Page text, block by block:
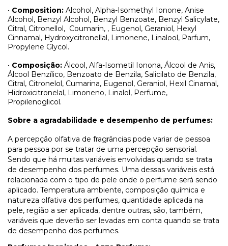
• Composition: Alcohol, Alpha-Isomethyl Ionone, Anise
Alcohol, Benzyl Alcohol, Benzyl Benzoate, Benzyl Salicylate,
Citral, Citronellol, Coumarin, , Eugenol, Geraniol, Hexyl
Cinnamal, Hydroxycitronellal, Limonene, Linalool, Parfum,
Propylene Glycol.
• Composição: Álcool, Alfa-Isometil Ionona, Álcool de Anis,
Álcool Benzílico, Benzoato de Benzila, Salicilato de Benzila,
Citral, Citronelol, Cumarina, Eugenol, Geraniol, Hexil Cinamal,
Hidroxicitronelal, Limoneno, Linalol, Perfume,
Propilenoglicol.
Sobre a agradabilidade e desempenho de perfumes:
A percepção olfativa de fragrâncias pode variar de pessoa
para pessoa por se tratar de uma percepção sensorial.
Sendo que há muitas variáveis envolvidas quando se trata
de desempenho dos perfumes. Uma dessas variáveis está
relacionada com o tipo de pele onde o perfume será sendo
aplicado. Temperatura ambiente, composição química e
natureza olfativa dos perfumes, quantidade aplicada na
pele, região a ser aplicada, dentre outras, são, também,
variáveis que deverão ser levadas em conta quando se trata
de desempenho dos perfumes.